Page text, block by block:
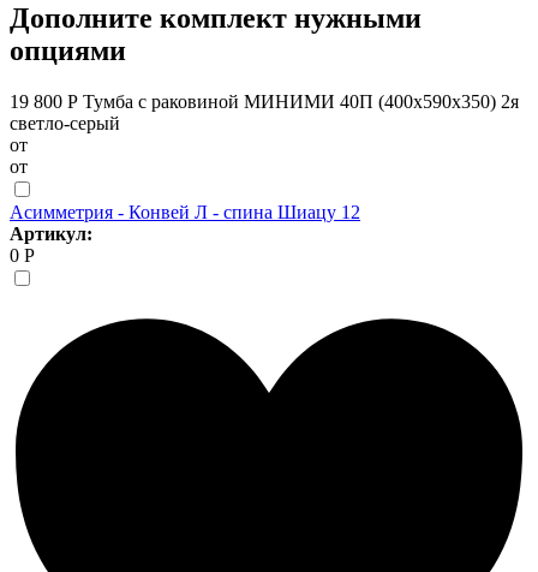
Дополните комплект нужными
опциями
19 800 Р Тумба с раковиной МИНИМИ 40П (400x590x350) 2я
светло-серый
от
от
Асимметрия - Конвей Л - спина Шиацу 12
Артикул:
0 Р